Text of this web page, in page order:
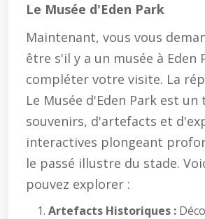
Le Musée d'Eden Park
Maintenant, vous vous
être s'il y a un musée à Eden
compléter votre visite. La
Le Musée d'Eden Park est un
souvenirs, d'artefacts et
interactives plongeant
le passé illustre du stade.
pouvez explorer :
Artefacts Historiques :